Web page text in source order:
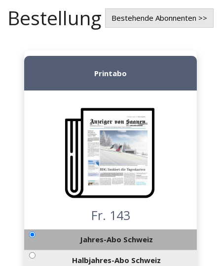
Bestellung Bestehende Abonnenten >>
Printabo
Fr. 143
Jahres-Abo Schweiz
Halbjahres-Abo Schweiz